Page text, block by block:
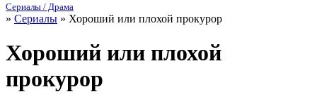
Сериалы / Драма
» Сериалы » Хороший или плохой прокурор
Хороший или плохой
прокурор